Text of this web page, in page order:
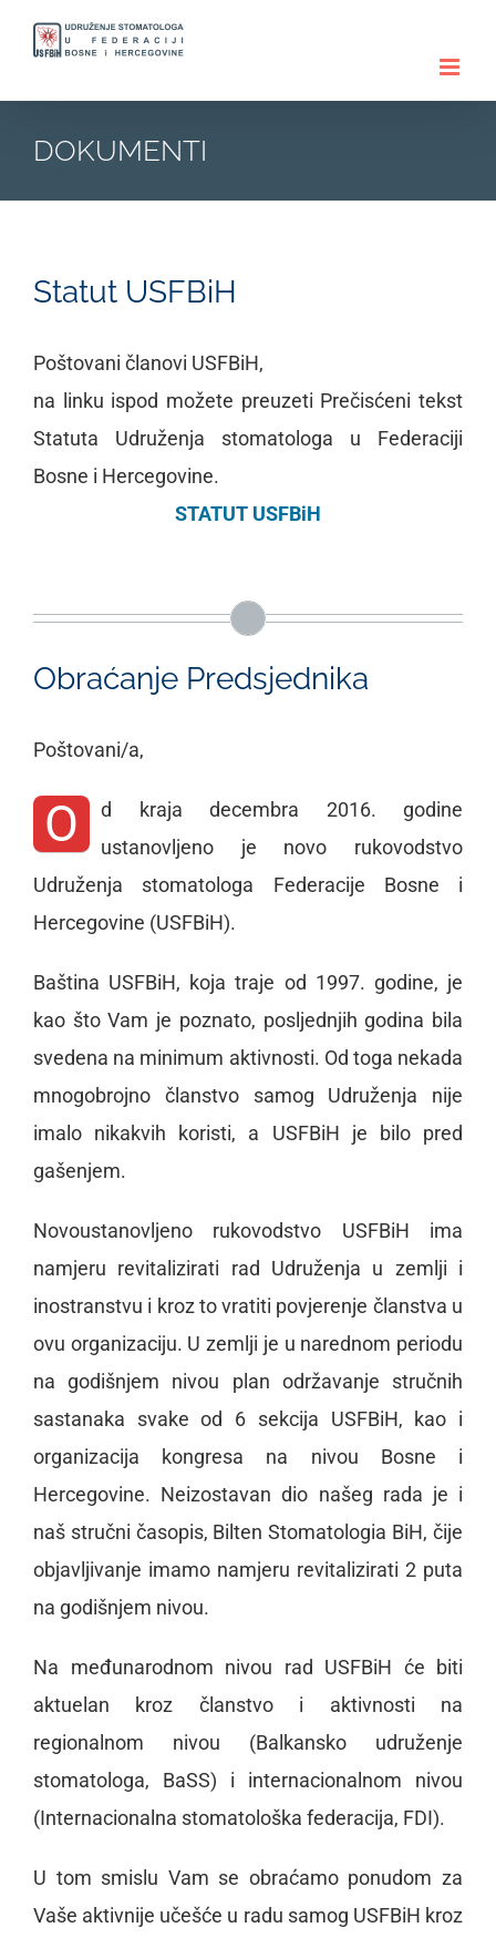
DOKUMENTI
Statut USFBiH
Poštovani članovi USFBiH,
na linku ispod možete preuzeti Prečisćeni tekst
Statuta Udruženja stomatologa u Federaciji
Bosne i Hercegovine.
STATUT USFBiH
Obraćanje Predsjednika
Poštovani/a,
O
d kraja decembra 2016. godine
ustanovljeno je novo rukovodstvo
Udruženja stomatologa Federacije Bosne i
Hercegovine (USFBiH).
Baština USFBiH, koja traje od 1997. godine, je
kao što Vam je poznato, posljednjih godina bila
svedena na minimum aktivnosti. Od toga nekada
mnogobrojno članstvo samog Udruženja nije
imalo nikakvih koristi, a USFBiH je bilo pred
gašenjem.
Novoustanovljeno rukovodstvo USFBiH ima
namjeru revitalizirati rad Udruženja u zemlji i
inostranstvu i kroz to vratiti povjerenje članstva u
ovu organizaciju. U zemlji je u narednom periodu
na godišnjem nivou plan održavanje stručnih
sastanaka svake od 6 sekcija USFBiH, kao i
organizacija kongresa na nivou Bosne i
Hercegovine. Neizostavan dio našeg rada je i
naš stručni časopis, Bilten Stomatologia BiH, čije
objavljivanje imamo namjeru revitalizirati 2 puta
na godišnjem nivou.
Na međunarodnom nivou rad USFBiH će biti
aktuelan kroz članstvo i aktivnosti na
regionalnom nivou (Balkansko udruženje
stomatologa, BaSS) i internacionalnom nivou
(Internacionalna stomatološka federacija, FDI).
U tom smislu Vam se obraćamo ponudom za
Vaše aktivnije učešće u radu samog USFBiH kroz